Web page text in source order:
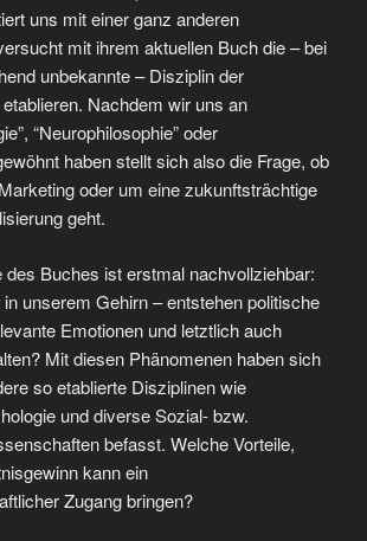
uns mit einer ganz anderen
mit ihrem aktuellen Buch die – bei
unbekannte – Disziplin der
etablieren. Nachdem wir uns an
“Neurophilosophie” oder
haben stellt sich also die Frage, ob
oder um eine zukunftsträchtige
geht.
des Buches ist erstmal nachvollziehbar:
unserem Gehirn – entstehen politische
Emotionen und letztlich auch
Mit diesen Phänomenen haben sich
so etablierte Disziplinen wie
und diverse Sozial- bzw.
befasst. Welche Vorteile,
kann ein
Zugang bringen?